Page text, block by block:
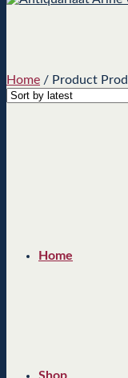
Home
Home / Product